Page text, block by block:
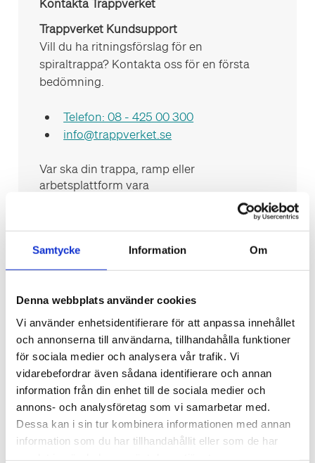
Samtycke Information Om
Denna webbplats använder cookies
Vi använder enhetsidentifierare för att anpassa innehållet
och annonserna till användarna, tillhandahålla funktioner
för sociala medier och analysera vår trafik. Vi
vidarebefordrar även sådana identifierare och annan
information från din enhet till de sociala medier och
annons- och analysföretag som vi samarbetar med.
Dessa kan i sin tur kombinera informationen med annan
information som du har tillhandahållit eller som de har
Kontakta Trappverket
Trappverket Kundsupport
Vill du ha ritningsförslag för en
spiraltrappa? Kontakta oss för en första
bedömning.
Telefon: 08 - 425 00 300
info@trappverket.se
Var ska din trappa, ramp eller
arbetsplattform vara
Utomhus
Typ av produkt
Namn /Företag*